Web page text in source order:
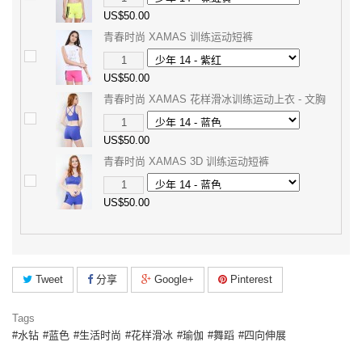
US$50.00
青春时尚 XAMAS 训练运动短裤
US$50.00
青春时尚 XAMAS 花样滑冰训练运动上衣 - 文胸
US$50.00
青春时尚 XAMAS 3D 训练运动短裤
US$50.00
Tweet 分享 Google+ Pinterest
Tags
水钻
蓝色 生活时尚 花样滑冰 瑜伽 舞蹈
四向伸展